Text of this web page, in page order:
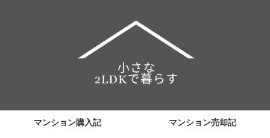
マンション購入記 マンション売却記